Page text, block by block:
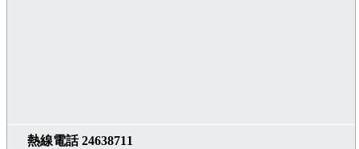
熱線電話 24638711